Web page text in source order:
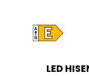
LED